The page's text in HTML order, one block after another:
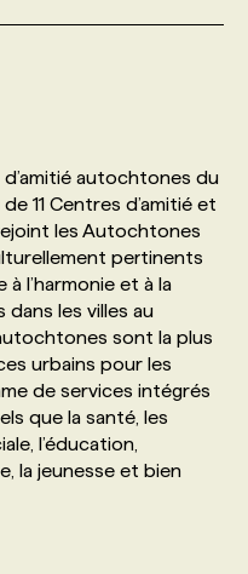
FORMATIONSautochtones du
11 Centres d’amitié et
les Autochtones
pertinents
l’harmonie et à la
les villes au
sont la plus
urbains pour les
de services intégrés
que la santé, les
l’éducation,
la jeunesse et bien